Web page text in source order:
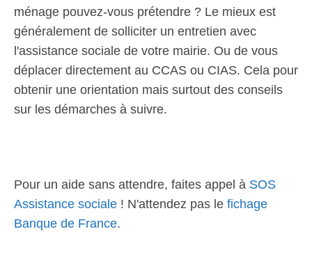
ménage pouvez-vous prétendre ? Le mieux est
généralement de solliciter un entretien avec
l'assistance sociale de votre mairie. Ou de vous
déplacer directement au CCAS ou CIAS. Cela pour
obtenir une orientation mais surtout des conseils
sur les démarches à suivre.
Pour un aide sans attendre, faites appel à SOS
Assistance sociale ! N'attendez pas le fichage
Banque de France.